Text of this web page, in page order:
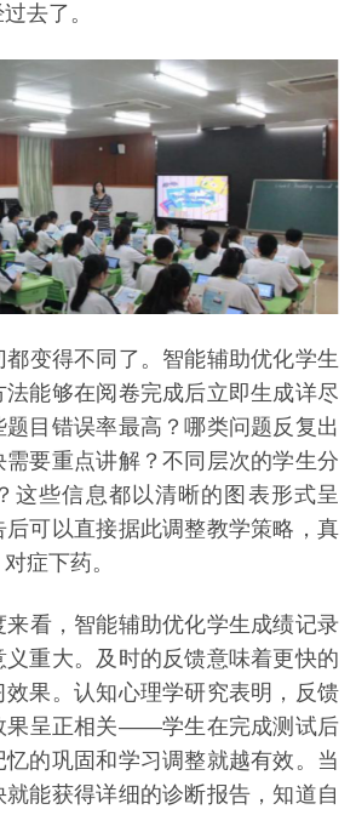
去了。
得不同了。智能辅助优化学生
法能够在阅卷完成后立即生成详尽
目错误率最高？哪类问题反复出
要重点讲解？不同层次的学生分
这些信息都以清晰的图表形式呈
可以直接据此调整教学策略，真
症下药。
看，智能辅助优化学生成绩记录
重大。及时的反馈意味着更快的
果。认知心理学研究表明，反馈
果呈正相关——学生在完成测试后
的巩固和学习调整就越有效。当
能获得详细的诊断报告，知道自